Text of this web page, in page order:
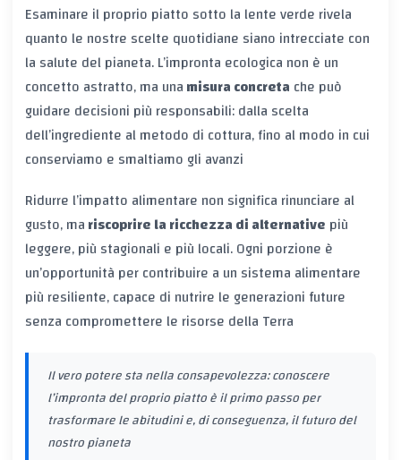
Esaminare il proprio piatto sotto la lente verde rivela
quanto le nostre scelte quotidiane siano intrecciate con
la salute del pianeta. L’impronta ecologica non è un
concetto astratto, ma unamisura concreta che può
guidare decisioni più responsabili: dalla scelta
dell’ingrediente al metodo di cottura, fino al modo in cui
conserviamo e smaltiamo gli avanzi
Ridurre l’impatto alimentare non significa rinunciare al
gusto, mariscoprire la ricchezza di alternative più
leggere, più stagionali e più locali. Ogni porzione è
un’opportunità per contribuire a un sistema alimentare
più resiliente, capace di nutrire le generazioni future
senza compromettere le risorse della Terra
Il vero potere sta nella consapevolezza: conoscere
l’impronta del proprio piatto è il primo passo per
trasformare le abitudini e, di conseguenza, il futuro del
nostro pianeta